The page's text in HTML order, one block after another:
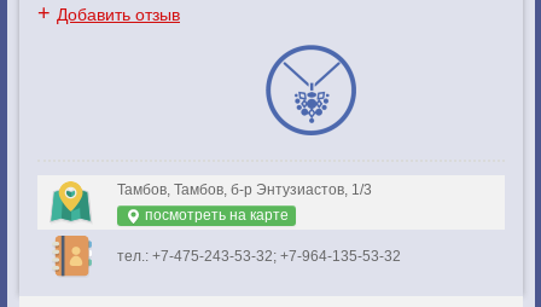
+ Добавить отзыв
Тамбов, Тамбов, б-р Энтузиастов, 1/3
посмотреть на карте
тел.: +7-475-243-53-32; +7-964-135-53-32